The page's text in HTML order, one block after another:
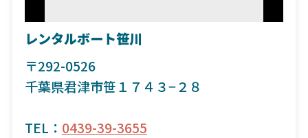
レンタルボート笹川
〒292-0526
千葉県君津市笹１７４３−２８
TEL： 0439-39-3655